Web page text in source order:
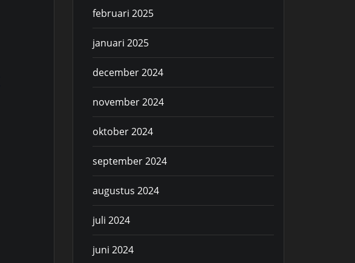
februari 2025
januari 2025
december 2024
november 2024
oktober 2024
september 2024
augustus 2024
juli 2024
juni 2024